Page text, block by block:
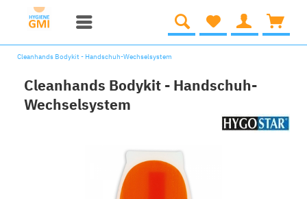
Cleanhands Bodykit - Handschuh-Wechselsystem
Cleanhands Bodykit - Handschuh-
Wechselsystem